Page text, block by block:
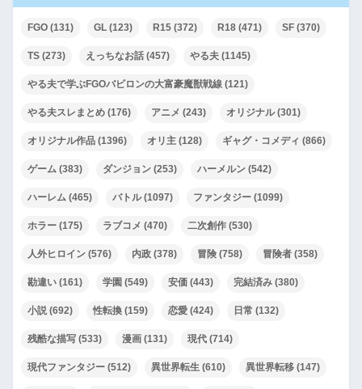
FGO (131) GL (123) R15 (372) R18 (471) SF (370)
TS (273) えっちなお話 (457) やる夫 (1145)
やる夫で学ぶFGOバビロンの大富豪魔獣戦線 (121)
やる夫スレまとめ (176) アニメ (243) オリジナル(301)
オリジナル作品 (1396) オリ主 (128) ギャグ・コメディ (866)
ゲーム (383) ダンジョン (253) ハーメルン (542)
ハーレム (465) バトル(1097) ファンタジー (1099)
ホラー (175) ラブコメ (470) 二次創作 (530)
人外ヒロイン (576) 内政 (378) 冒険 (758) 冒険者 (358)
勘違い (161) 学園 (549) 安価 (443) 完結済み (380)
小説(692) 性転換 (159) 恋愛 (424) 日常 (132)
残酷な描写 (533) 漫画 (131) 現代 (714)
現代ファンタジー (512) 異世界転生 (610) 異世界転移 (147)